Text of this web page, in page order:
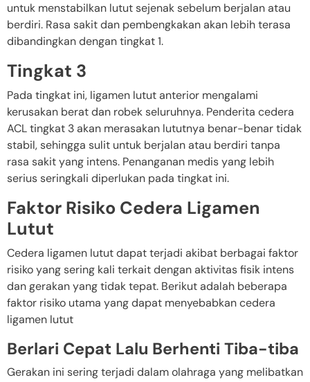
untuk menstabilkan lutut sejenak sebelum berjalan atau
berdiri. Rasa sakit dan pembengkakan akan lebih terasa
dibandingkan dengan tingkat 1.
Tingkat 3
Pada tingkat ini, ligamen lutut anterior mengalami
kerusakan berat dan robek seluruhnya. Penderita cedera
ACL tingkat 3 akan merasakan lututnya benar-benar tidak
stabil, sehingga sulit untuk berjalan atau berdiri tanpa
rasa sakit yang intens. Penanganan medis yang lebih
serius seringkali diperlukan pada tingkat ini.
Faktor Risiko Cedera Ligamen
Lutut
Cedera ligamen lutut dapat terjadi akibat berbagai faktor
risiko yang sering kali terkait dengan aktivitas fisik intens
dan gerakan yang tidak tepat. Berikut adalah beberapa
faktor risiko utama yang dapat menyebabkan cedera
ligamen lutut
Berlari Cepat Lalu Berhenti Tiba-tiba
Gerakan ini sering terjadi dalam olahraga yang melibatkan